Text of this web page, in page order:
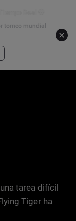
torneo mundial
tarea difícil
Tiger ha